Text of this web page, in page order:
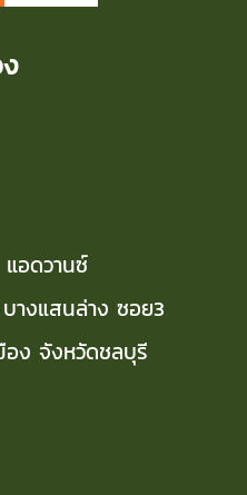
อดวานซ์
างแสนล่าง ซอย3
อง จังหวัดชลบุรี